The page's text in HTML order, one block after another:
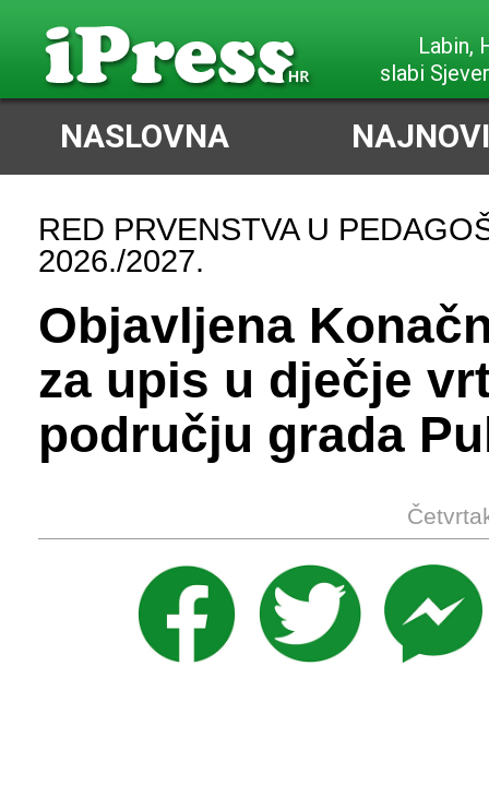
Labin,
slabi
NASLOVNA
RED PRVENSTVA U
2026./2027.
Objavljena
za upis u dječje
području grada